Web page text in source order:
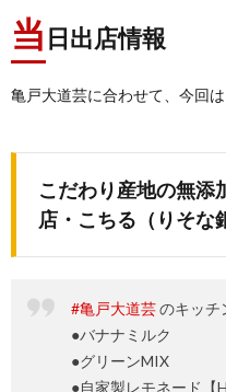
当 日出店情報
亀戸大道芸に合わせて、今回
こだわり産地の無添
店・こちる（りそな
#亀戸大道芸のキッチ
●バナナミルク
●グリーンMIX
●自家製レモネード【